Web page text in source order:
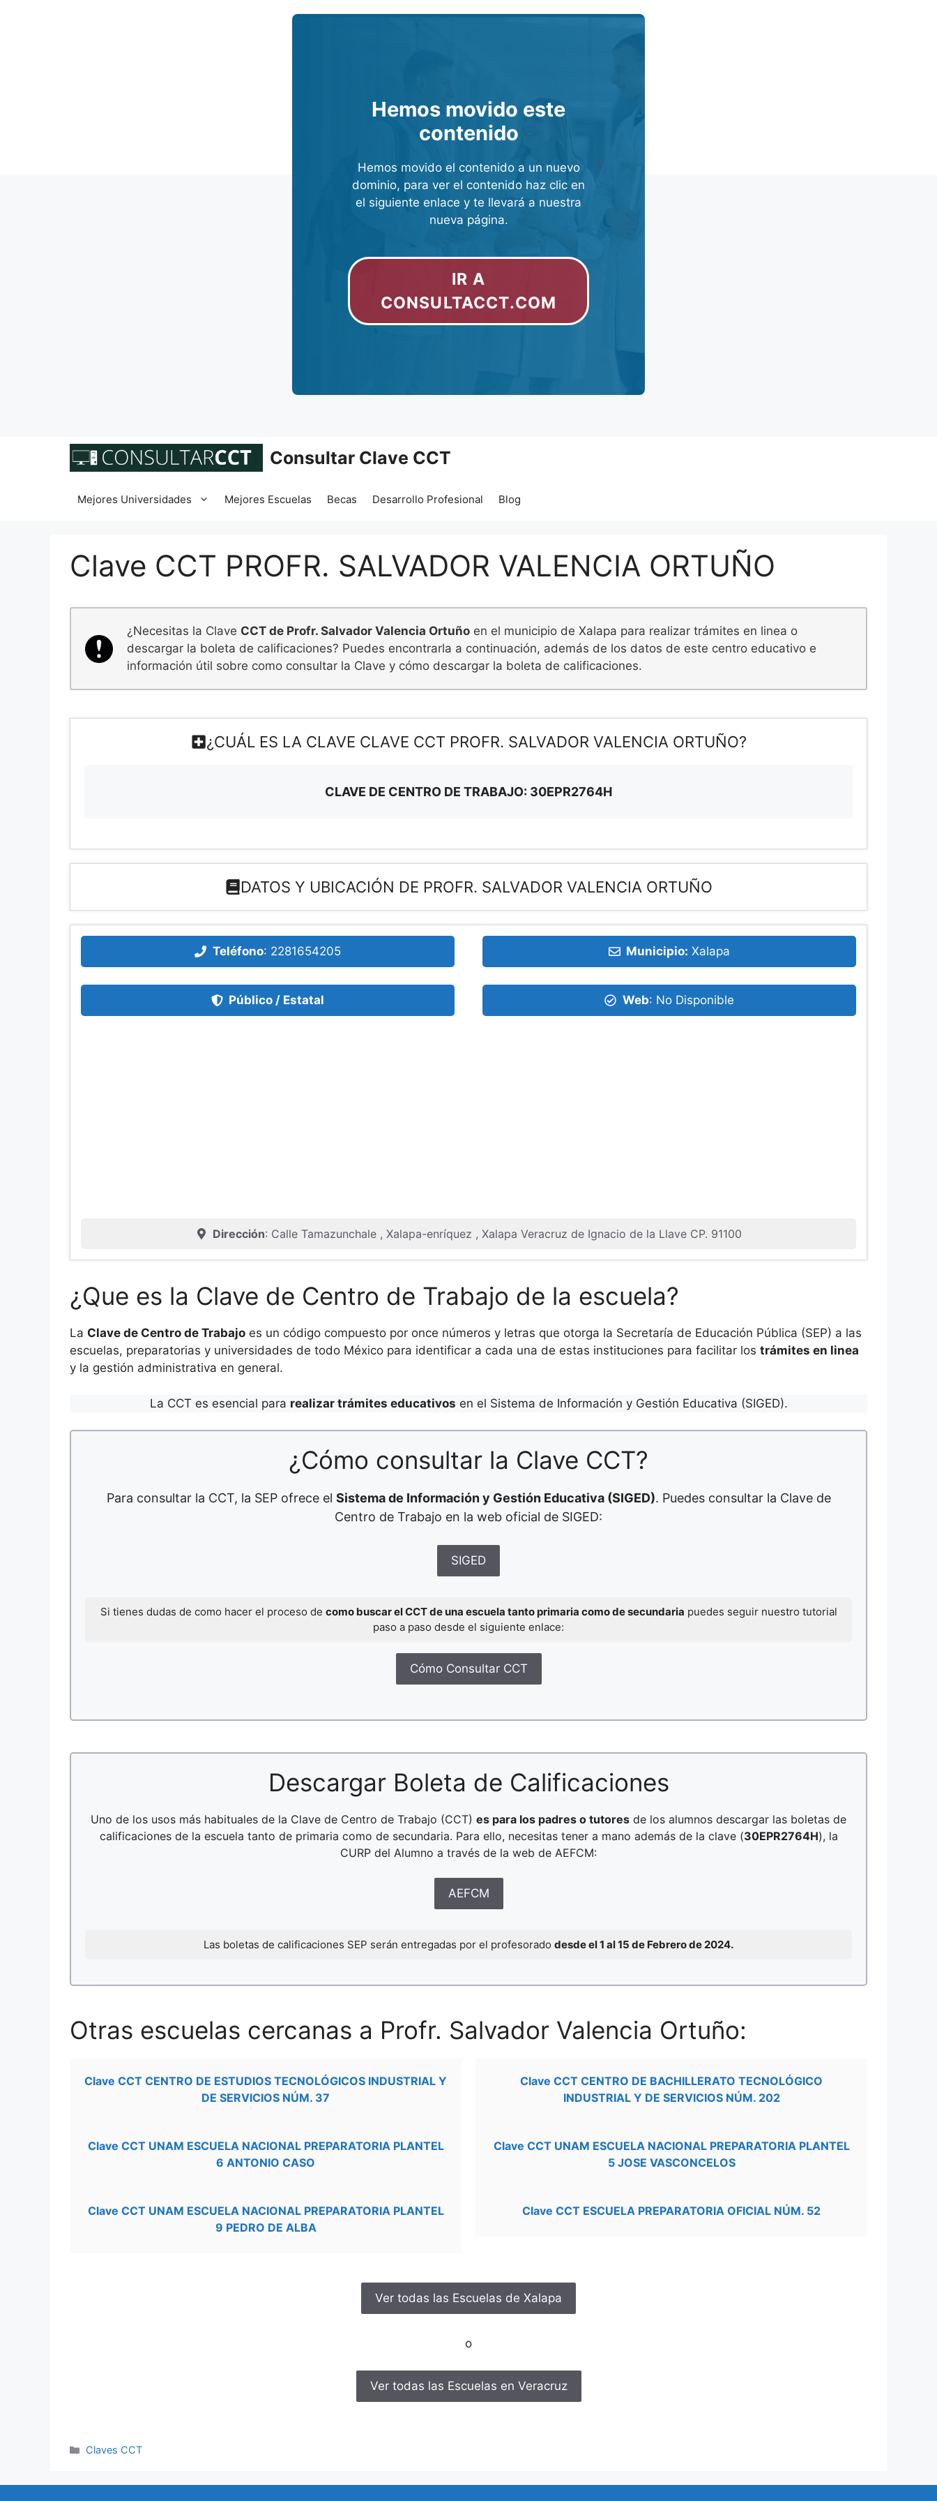
Hemos movido este
contenido
Hemos movido el contenido a un nuevo
dominio, para ver el contenido haz clic en
el siguiente enlace y te llevará a nuestra
nueva página.
IR A
CONSULTACCT.COM
Consultar Clave CCT
Mejores Universidades Mejores Escuelas Becas Desarrollo Profesional Blog
Clave CCT PROFR. SALVADOR VALENCIA ORTUÑO
¿Necesitas la Clave CCT de Profr. Salvador Valencia Ortuño en el municipio de Xalapa para realizar trámites en linea o
descargar la boleta de calificaciones? Puedes encontrarla a continuación, además de los datos de este centro educativo e
información útil sobre como consultar la Clave y cómo descargar la boleta de calificaciones.
¿CUÁL ES LA CLAVE CLAVE CCT PROFR. SALVADOR VALENCIA ORTUÑO?
CLAVE DE CENTRO DE TRABAJO: 30EPR2764H
DATOS Y UBICACIÓN DE PROFR. SALVADOR VALENCIA ORTUÑO
Teléfono: 2281654205 Municipio: Xalapa
Público / Estatal Web: No Disponible
Dirección: Calle Tamazunchale , Xalapa-enríquez , Xalapa Veracruz de Ignacio de la Llave CP. 91100
¿Que es la Clave de Centro de Trabajo de la escuela?
La Clave de Centro de Trabajo es un código compuesto por once números y letras que otorga la Secretaría de Educación Pública (SEP) a las
escuelas, preparatorias y universidades de todo México para identificar a cada una de estas instituciones para facilitar los trámites en linea
y la gestión administrativa en general.
La CCT es esencial para realizar trámites educativos en el Sistema de Información y Gestión Educativa (SIGED).
¿Cómo consultar la Clave CCT?
Para consultar la CCT, la SEP ofrece el Sistema de Información y Gestión Educativa (SIGED). Puedes consultar la Clave de
Centro de Trabajo en la web oficial de SIGED:
SIGED
Si tienes dudas de como hacer el proceso de como buscar el CCT de una escuela tanto primaria como de secundaria puedes seguir nuestro tutorial
paso a paso desde el siguiente enlace:
Cómo Consultar CCT
Descargar Boleta de Calificaciones
Uno de los usos más habituales de la Clave de Centro de Trabajo (CCT) es para los padres o tutores de los alumnos descargar las boletas de
calificaciones de la escuela tanto de primaria como de secundaria. Para ello, necesitas tener a mano además de la clave (30EPR2764H), la
CURP del Alumno a través de la web de AEFCM:
AEFCM
Las boletas de calificaciones SEP serán entregadas por el profesorado desde el 1 al 15 de Febrero de 2024.
Otras escuelas cercanas a Profr. Salvador Valencia Ortuño:
Clave CCT CENTRO DE ESTUDIOS TECNOLÓGICOS INDUSTRIAL Y
DE SERVICIOS NÚM. 37
Clave CCT CENTRO DE BACHILLERATO TECNOLÓGICO
INDUSTRIAL Y DE SERVICIOS NÚM. 202
Clave CCT UNAM ESCUELA NACIONAL PREPARATORIA PLANTEL
6 ANTONIO CASO
Clave CCT UNAM ESCUELA NACIONAL PREPARATORIA PLANTEL
5 JOSE VASCONCELOS
Clave CCT UNAM ESCUELA NACIONAL PREPARATORIA PLANTEL
9 PEDRO DE ALBA
Clave CCT ESCUELA PREPARATORIA OFICIAL NÚM. 52
Ver todas las Escuelas de Xalapa
o
Ver todas las Escuelas en Veracruz
Categorías
Claves CCT